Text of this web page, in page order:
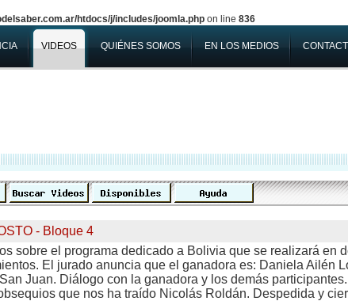
htdocs/j/includes/joomla.php on line 836
VIDEOS QUIÉNES SOMOS EN LOS MEDIOS
- Bloque 4
sobre el programa dedicado a Bolivia que se realizará en
El jurado anuncia que el ganadora es: Daniela Ailén
Juan. Diálogo con la ganadora y los demás
que nos ha traído Nicolás Roldán. Despedida y